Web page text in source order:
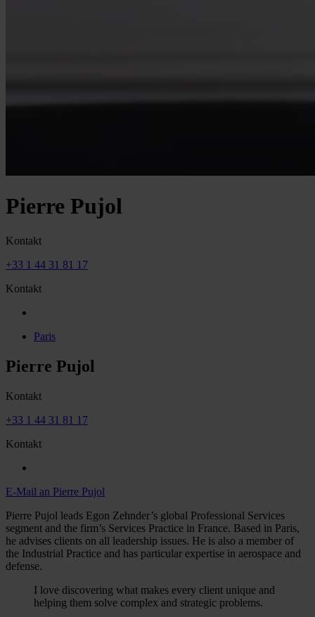
Pierre Pujol
Kontakt
+33 1 44 31 81 17
Kontakt
Paris
Pierre Pujol
Kontakt
+33 1 44 31 81 17
Kontakt
E-Mail an Pierre Pujol
Pierre Pujol leads Egon Zehnder’s global Professional Services
segment and the firm’s Services Practice in France. Based in Paris,
he advises clients on all leadership issues. He is also a member of
the Industrial Practice and has particular expertise in aerospace and
defense.
I love discovering what makes every client unique and
helping them solve complex and strategic problems.